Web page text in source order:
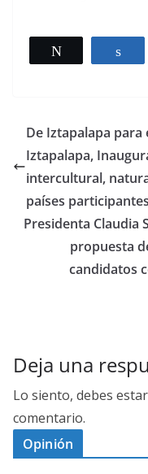
De Iztapalapa
Iztapalapa,
intercultural,
países
Presidenta Claudia
propuesta
candidatos
Deja una
Lo siento, debes estar
comentario.
Opinión